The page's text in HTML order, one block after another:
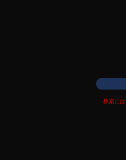
検索には